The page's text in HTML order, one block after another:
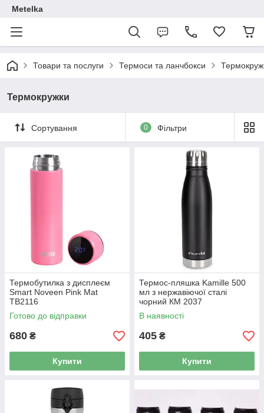
Metelka
Товари та послуги Термоси та ланчбокси
Термокружки
Сортування 0 Фільтри
Термобутилка з дисплеєм
Smart Noveen Pink Mat
TB2116
Готово до відправки
680 ₴
Купити
Термос-пляшка Kamille 500
мл з нержавіючої сталі
чорний КМ 2037
В наявності
405 ₴
Купити